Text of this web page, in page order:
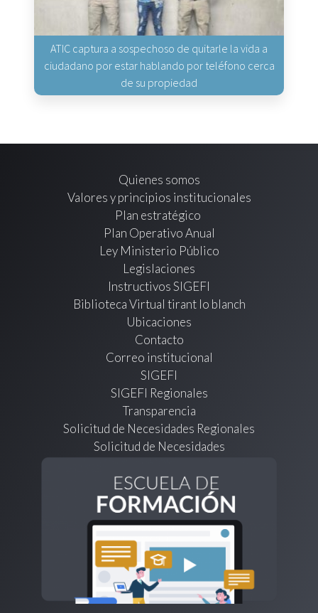
ATIC captura a sospechoso de quitarle la vida a
ciudadano por estar hablando por teléfono cerca
de su propiedad
Quienes somos
Valores y principios institucionales
Plan estratégico
Plan Operativo Anual
Ley Ministerio Público
Legislaciones
Instructivos SIGEFI
Biblioteca Virtual tirant lo blanch
Ubicaciones
Contacto
Correo institucional
SIGEFI
SIGEFI Regionales
Transparencia
Solicitud de Necesidades Regionales
Solicitud de Necesidades